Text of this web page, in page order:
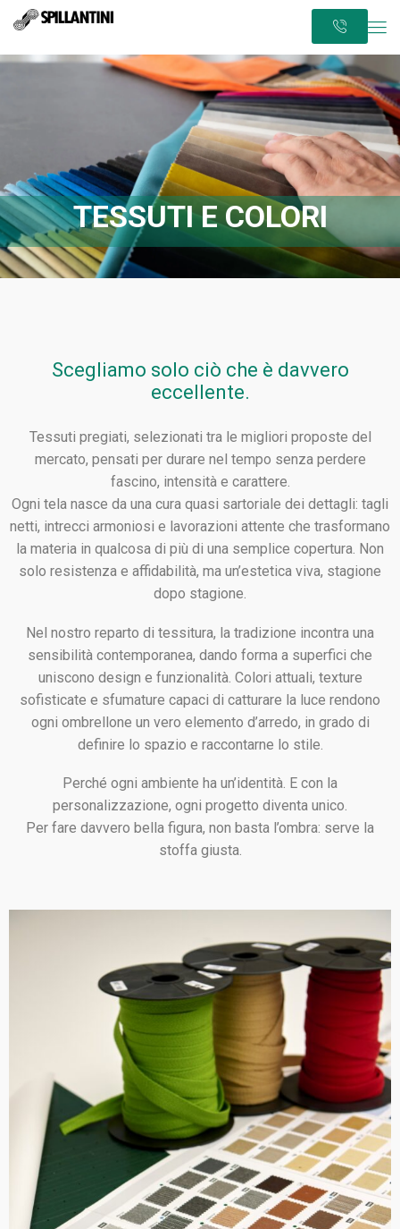
TESSUTI E COLORI
Scegliamo solo ciò che è davvero
eccellente.
Tessuti pregiati, selezionati tra le migliori proposte del
mercato, pensati per durare nel tempo senza perdere
fascino, intensità e carattere.
Ogni tela nasce da una cura quasi sartoriale dei dettagli: tagli
netti, intrecci armoniosi e lavorazioni attente che trasformano
la materia in qualcosa di più di una semplice copertura. Non
solo resistenza e affidabilità, ma un’estetica viva, stagione
dopo stagione.
Nel nostro reparto di tessitura, la tradizione incontra una
sensibilità contemporanea, dando forma a superfici che
uniscono design e funzionalità. Colori attuali, texture
sofisticate e sfumature capaci di catturare la luce rendono
ogni ombrellone un vero elemento d’arredo, in grado di
definire lo spazio e raccontarne lo stile.
Perché ogni ambiente ha un’identità. E con la
personalizzazione, ogni progetto diventa unico.
Per fare davvero bella figura, non basta l’ombra: serve la
stoffa giusta.